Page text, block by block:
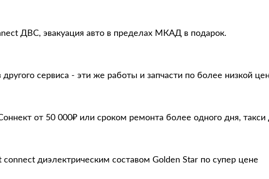
ДВС, эвакуация авто в пределах МКАД в подарок.
другого сервиса - эти же работы и запчасти по более низкой
от 50 000₽ или сроком ремонта более одного дня,
connect диэлектрическим составом Golden Star по супер цене